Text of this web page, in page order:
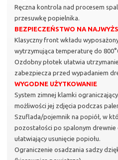
Ręczna kontrola nad procesem
przesuwkę popielnika.
BEZPIECZEŃSTWO NA
Klasyczny front wkładu
wytrzymująca temperaturę do
Ozdobny płotek ułatwia
zabezpiecza przed wypadaniem
WYGODNE UŻYTKOWANIE
System zimnej klamki
możliwości jej zdjęcia podczas
Szuflada/pojemnik na popiół, w
pozostałości po spalonym drewnie
ułatwiający usunięcie popiołu.
Ograniczenie osadzania sadzy